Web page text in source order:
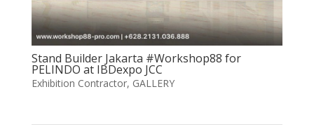
Stand Builder Jakarta #Workshop88 for
PELINDO at IBDexpo JCC
Exhibition Contractor, GALLERY